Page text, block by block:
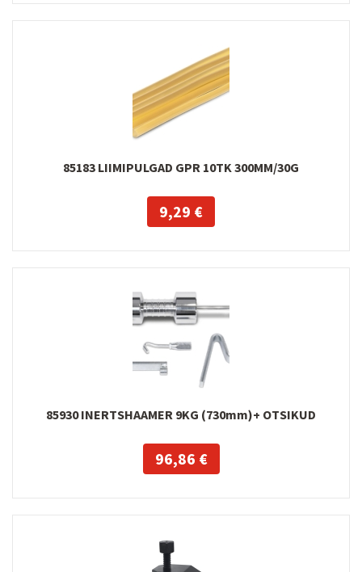
85183 LIIMIPULGAD GPR 10TK 300MM/30G
9,29 €
85930 INERTSHAAMER 9KG (730mm)+ OTSIKUD
96,86 €